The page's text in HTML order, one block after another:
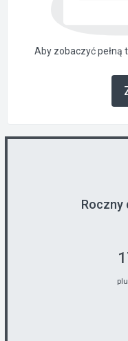
Aby zobaczyć pełną
Roczny